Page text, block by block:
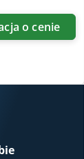
o cenie